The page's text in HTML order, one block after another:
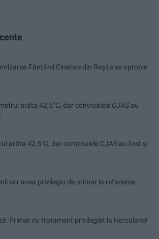
Fântânii Cinetice din Reșița se apropie
arăta 42,5°C, dar controalele CJAS au
arăta 42,5°C, dar controalele CJAS au fost și
vor avea privilegiu de primar la refacerea
Primar cu tratament privilegiat la Herculane!